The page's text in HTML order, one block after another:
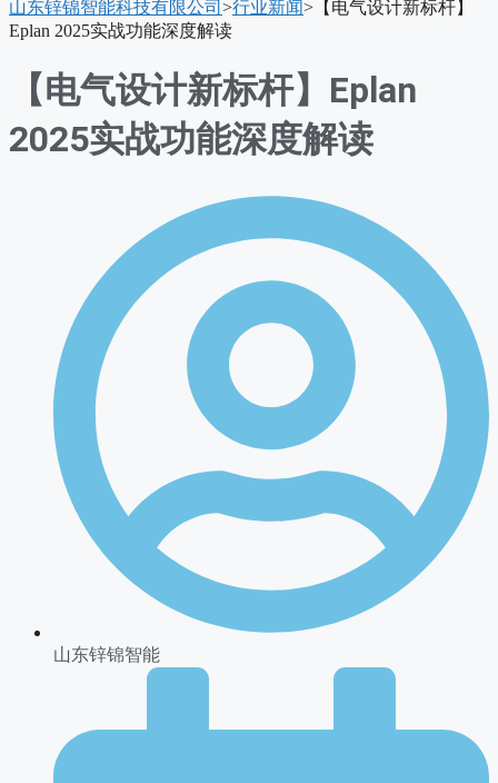
单
山东锌锦智能科技有限公司 >行业新闻> 【电气设计新标杆】
Eplan 2025实战功能深度解读
【电气设计新标杆】Eplan
2025实战功能深度解读
山东锌锦智能